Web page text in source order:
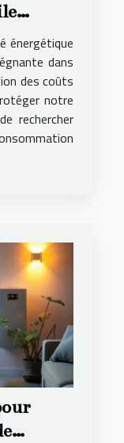
énergétique
dans
des coûts
notre
rechercher